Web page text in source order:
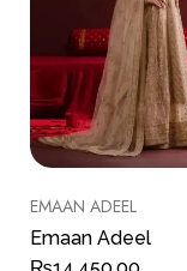
EMAAN ADEEL
Emaan Adeel